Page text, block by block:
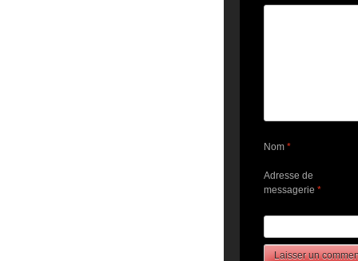
Nom *
Adresse de
messagerie *